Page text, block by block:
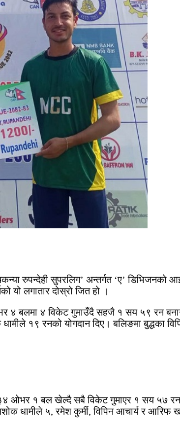
रुपन्देही सुपरलिग’ अन्तर्गत ‘ए’
यो लगातार दोस्रो जित हो ।
४ बलमा ४ विकेट गुमाउँदै सहजै १ सय ५९ रन
१९ रनको योगदान दिए। बलिङमा बुद्धका
३४ ओभर १ बल खेल्दै सबै विकेट गुमाएर १ सय ५७
धामीले ५, रमेश कुर्मी, विपिन आचार्य र